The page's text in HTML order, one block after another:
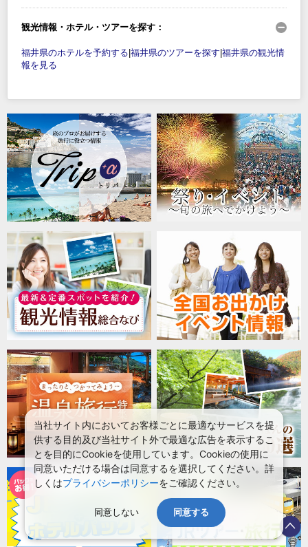
観光情報・ホテル・ツアーを探す：
福井県のホテルを予約する 福井県のツアーを探す 福井県の観光情
報を見る
当社サイト内においてお客様ごとに最適なサービスを提
供する目的及び当社サイト外で最適な広告を表示するこ
とを目的にCookieを使用しています。Cookieの使用に
同意いただける場合は同意するを選択してください。詳
しくはプライバシーポリシーをご確認ください。
同意しない 同意する